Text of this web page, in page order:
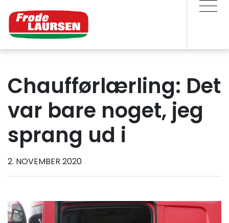
Chaufførlærling: Det
var bare noget, jeg
sprang ud i
2. NOVEMBER 2020